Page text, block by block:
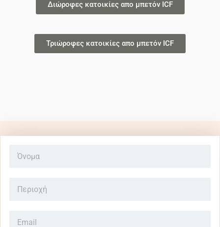
Διώροφες κατοικίες απο μπετόν ICF
Τριώροφες κατοικίες απο μπετόν ICF